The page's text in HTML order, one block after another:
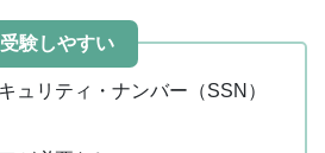
験しやすい
ュリティ・ナンバー（SSN）